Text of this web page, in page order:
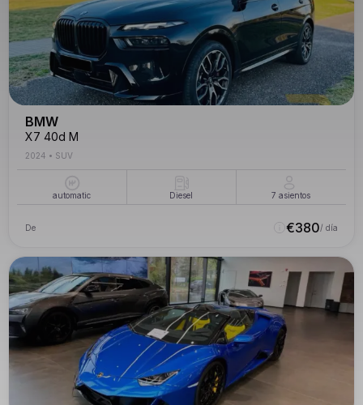
BMW
X7 40d M
2024 • SUV
automatic Diesel 7 asientos
De €380/ día